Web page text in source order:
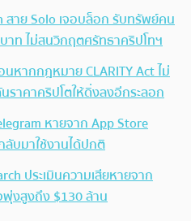
าย Solo เจอบล็อก รับทรัพย์คน
าท ไม่สนวิกฤตศรัทธาคริปโทฯ
นหากกฎหมาย CLARITY Act ไม่
าคาคริปโตให้ดิ่งลงอีกระลอก
หายจาก App Store
บมาใช้งานได้ปกติ
ประเมินความเสียหายจาก
พุ่งสูงถึง $130 ล้าน